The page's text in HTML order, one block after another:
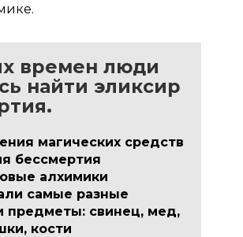
времен люди
найти эликсир
магических средств
бессмертия
алхимики
самые разные
предметы: свинец, мед,
кости